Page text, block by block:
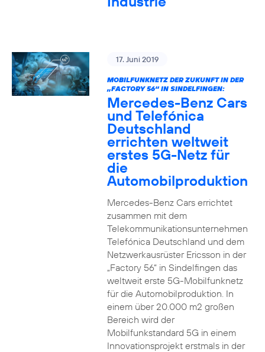
17. Juni 2019
MOBILFUNKNETZ DER ZUKUNFT IN DER
„FACTORY 56“ IN SINDELFINGEN:
Mercedes-Benz Cars
und Telefónica
Deutschland
errichten weltweit
erstes 5G-Netz für
die
Automobilproduktion
Mercedes-Benz Cars errichtet
zusammen mit dem
Telekommunikationsunternehmen
Telefónica Deutschland und dem
Netzwerkausrüster Ericsson in der
„Factory 56“ in Sindelfingen das
weltweit erste 5G-Mobilfunknetz
für die Automobilproduktion. In
einem über 20.000 m2 großen
Bereich wird der
Mobilfunkstandard 5G in einem
Innovationsprojekt erstmals in der